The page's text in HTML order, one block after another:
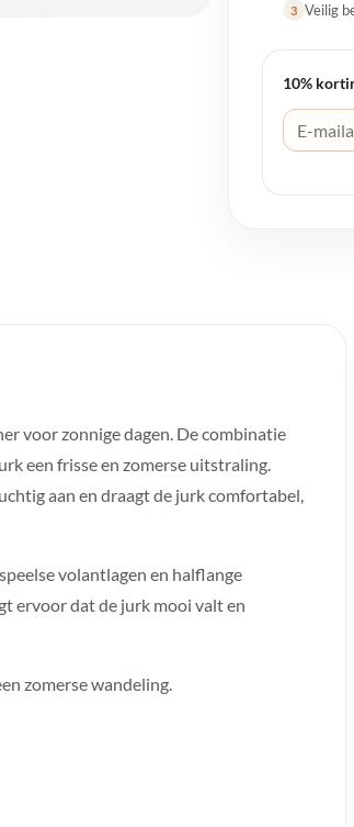
3 Veilig
10%
voor zonnige dagen. De combinatie
een frisse en zomerse uitstraling.
aan en draagt de jurk comfortabel,
volantlagen en halflange
ervoor dat de jurk mooi valt en
zomerse wandeling.